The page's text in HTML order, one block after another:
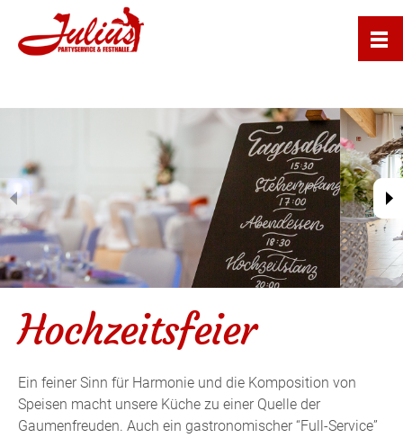
Hochzeitsfeier
Ein feiner Sinn für Harmonie und die Komposition von
Speisen macht unsere Küche zu einer Quelle der
Gaumenfreuden. Auch ein gastronomischer “Full-Service”